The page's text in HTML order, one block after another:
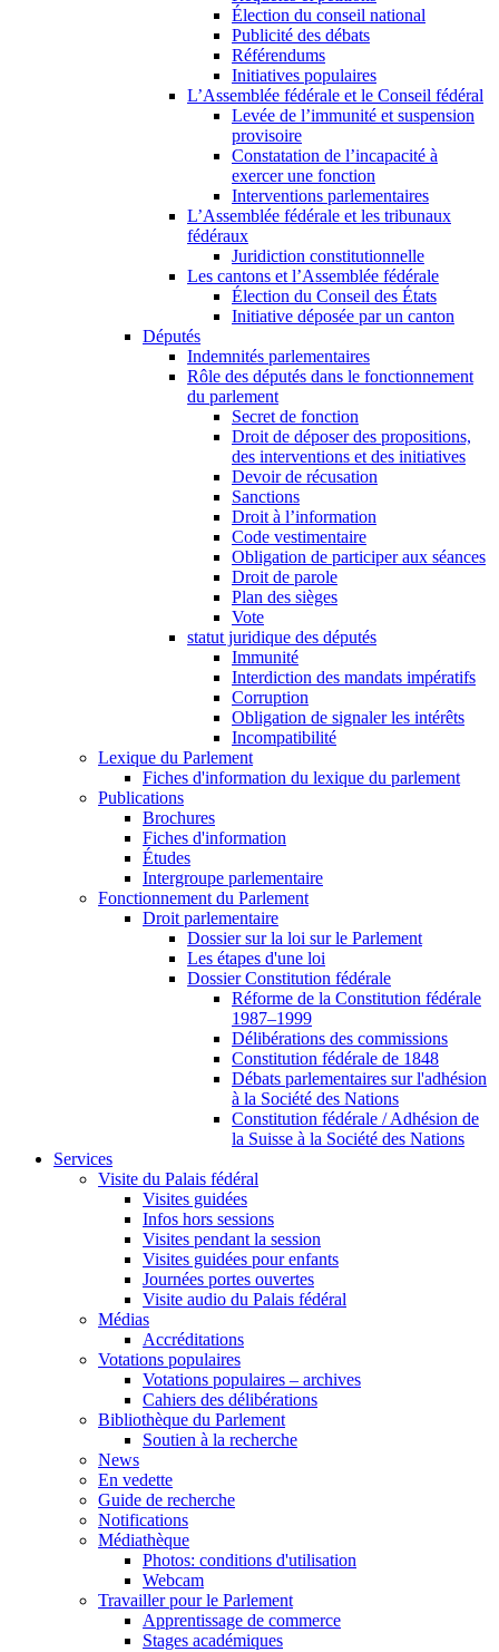
Élection du conseil national
Publicité des débats
Référendums
Initiatives populaires
L’Assemblée fédérale et le Conseil fédéral
Levée de l’immunité et suspension
provisoire
Constatation de l’incapacité à
exercer une fonction
Interventions parlementaires
L’Assemblée fédérale et les tribunaux
fédéraux
Juridiction constitutionnelle
Les cantons et l’Assemblée fédérale
Élection du Conseil des États
Initiative déposée par un canton
Députés
Indemnités parlementaires
Rôle des députés dans le fonctionnement
du parlement
Secret de fonction
Droit de déposer des propositions,
des interventions et des initiatives
Devoir de récusation
Sanctions
Droit à l’information
Code vestimentaire
Obligation de participer aux séances
Droit de parole
Plan des sièges
Vote
statut juridique des députés
Immunité
Interdiction des mandats impératifs
Corruption
Obligation de signaler les intérêts
Incompatibilité
Lexique du Parlement
Fiches d'information du lexique du parlement
Publications
Brochures
Fiches d'information
Études
Intergroupe parlementaire
Fonctionnement du Parlement
Droit parlementaire
Dossier sur la loi sur le Parlement
Les étapes d'une loi
Dossier Constitution fédérale
Réforme de la Constitution fédérale
1987–1999
Délibérations des commissions
Constitution fédérale de 1848
Débats parlementaires sur l'adhésion
à la Société des Nations
Constitution fédérale / Adhésion de
la Suisse à la Société des Nations
Services
Visite du Palais fédéral
Visites guidées
Infos hors sessions
Visites pendant la session
Visites guidées pour enfants
Journées portes ouvertes
Visite audio du Palais fédéral
Médias
Accréditations
Votations populaires
Votations populaires – archives
Cahiers des délibérations
Bibliothèque du Parlement
Soutien à la recherche
News
En vedette
Guide de recherche
Notifications
Médiathèque
Photos: conditions d'utilisation
Webcam
Travailler pour le Parlement
Apprentissage de commerce
Stages académiques